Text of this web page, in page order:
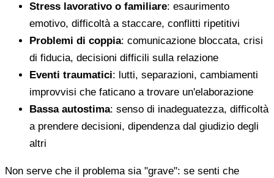
Stress lavorativo o familiare: esaurimento
emotivo, difficoltà a staccare, conflitti ripetitivi
Problemi di coppia: comunicazione bloccata, crisi
di fiducia, decisioni difficili sulla relazione
Eventi traumatici: lutti, separazioni, cambiamenti
improvvisi che faticano a trovare un'elaborazione
Bassa autostima: senso di inadeguatezza, difficoltà
a prendere decisioni, dipendenza dal giudizio degli
altri
Non serve che il problema sia "grave": se senti che